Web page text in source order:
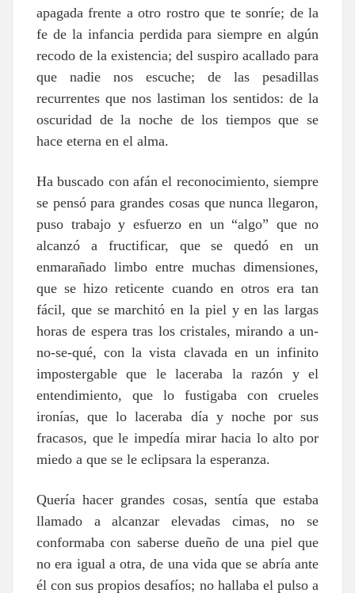
apagada frente a otro rostro que te sonríe; de la
fe de la infancia perdida para siempre en algún
recodo de la existencia; del suspiro acallado para
que nadie nos escuche; de las pesadillas
recurrentes que nos lastiman los sentidos: de la
oscuridad de la noche de los tiempos que se
hace eterna en el alma.
Ha buscado con afán el reconocimiento, siempre
se pensó para grandes cosas que nunca llegaron,
puso trabajo y esfuerzo en un “algo” que no
alcanzó a fructificar, que se quedó en un
enmarañado limbo entre muchas dimensiones,
que se hizo reticente cuando en otros era tan
fácil, que se marchitó en la piel y en las largas
horas de espera tras los cristales, mirando a un-
no-se-qué, con la vista clavada en un infinito
impostergable que le laceraba la razón y el
entendimiento, que lo fustigaba con crueles
ironías, que lo laceraba día y noche por sus
fracasos, que le impedía mirar hacia lo alto por
miedo a que se le eclipsara la esperanza.
Quería hacer grandes cosas, sentía que estaba
llamado a alcanzar elevadas cimas, no se
conformaba con saberse dueño de una piel que
no era igual a otra, de una vida que se abría ante
él con sus propios desafíos; no hallaba el pulso a